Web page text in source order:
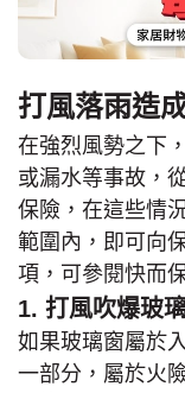
打風落雨造
在強烈風勢之下
或漏水等事故，
保險，在這些情
範圍內，即可向
項，可參閱快而
1. 打風吹爆玻
如果玻璃窗屬於
一部分，屬於火